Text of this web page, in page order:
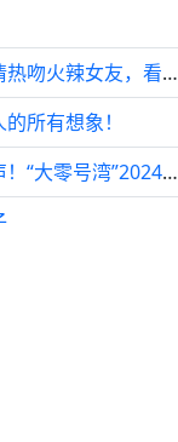
阿根廷总统在舞台上忘情热吻火辣女友，看样子是彻底被“征服”了
所有想象！
奏响闵行激昂的奋进之声！“大零号湾”2024新年音乐会举行